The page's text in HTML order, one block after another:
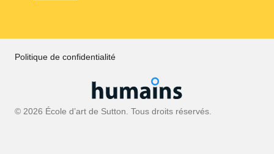
Politique de confidentialité
© 2026 École d’art de Sutton. Tous droits réservés.